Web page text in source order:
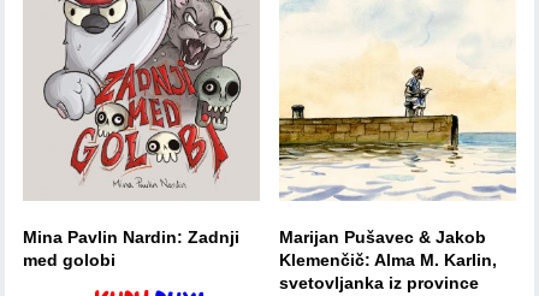
Mina Pavlin Nardin: Zadnji
med golobi
Marijan Pušavec & Jakob
Klemenčič: Alma M. Karlin,
svetovljanka iz province